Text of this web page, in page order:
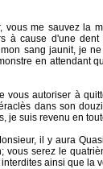
vous me sauvez la
à cause d'une
sang jaunit, je
en attendant
vous autoriser à
dans son
je suis revenu en
il y aura
vous serez le
ainsi que la